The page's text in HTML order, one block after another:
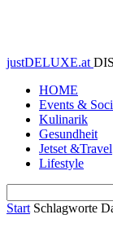
justDELUXE.at
HOME
Events &
Kulinarik
Gesundheit
Jetset &Travel
Lifestyle
Start Schlagworte